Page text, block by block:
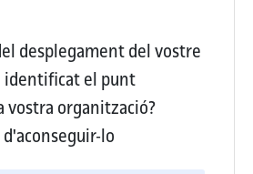
desplegament del vostre
el punt
vostra organització?
lo